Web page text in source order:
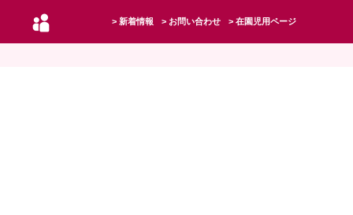
新着情報 お問い合わせ 在園児用ページ